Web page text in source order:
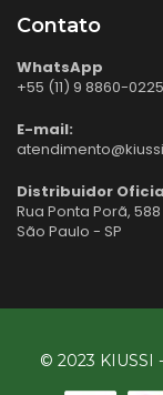
Contato
WhatsApp
+55 (11) 9 8860-0225
E-mail:
Distribuidor
Rua Ponta Porã, 588
São Paulo - SP
© 2023 KIUSSI